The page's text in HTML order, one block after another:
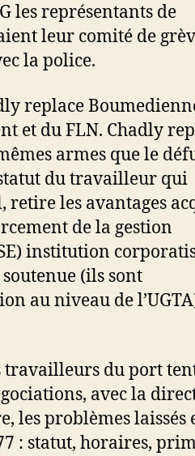
les représentants de
leur comité de
la police.
replace
et du FLN. Chadly
armes que le
du travailleur qui
les avantages
de la gestion
institution
(ils sont
au niveau de
travailleurs du port
avec la
les problèmes laissés
: statut, horaires,